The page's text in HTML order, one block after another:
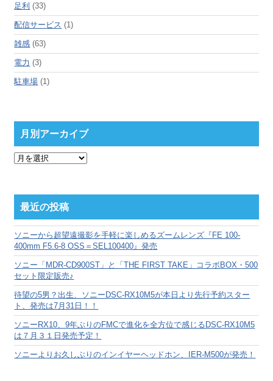
足利 (33)
配信サービス (1)
雑感 (63)
電力 (3)
駐車場 (1)
月別アーカイブ
月
カ
ブ
最近の投稿
ソニーから超望遠撮影を手軽に楽しめるズームレンズ『FE 100-
400mm F5.6-8 OSS＝SEL100400』発売
ソニー「MDR-CD900ST」と「THE FIRST TAKE」コラボBOX・500
セット限定販売♪
待望の5男？出生、ソニーDSC-RX10M5が本日より先行予約スター
ト、発売は7月31日！！
ソニーRX10、9年ぶりのFMCで進化を全方位で感じるDSC-RX10M5
は７月３１日発売予定！
ソニーよりお久しぶりのインイヤーヘッドホン、IER-M500が発売！